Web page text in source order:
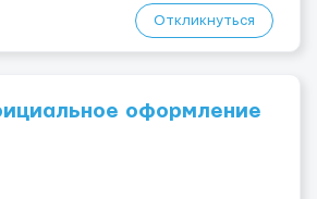
Откликнуться
оформление